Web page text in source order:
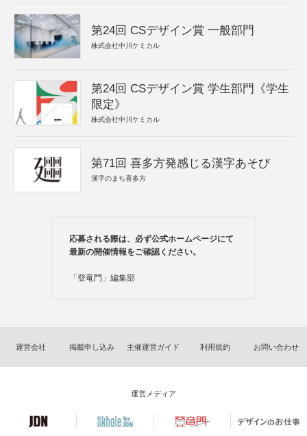
第24回 CSデザイン賞 一般部門
株式会社中川ケミカル
第24回 CSデザイン賞 学生部門《学生
限定》
株式会社中川ケミカル
第71回 喜多方発感じる漢字あそび
漢字のまち喜多方
応募される際は、必ず公式ホームページにて
最新の開催情報をご確認ください。
「登竜門」編集部
運営会社 掲載申し込み 主催運営ガイド 利用規約 お問い合わせ
運営メディア